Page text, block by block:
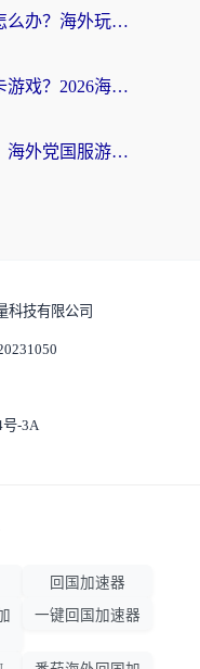
战地无疆国外无法登陆怎么办？海外玩家国服畅玩终极指南（附欧服魔兽EVE加速方案）
在欧洲怎么玩龙之谷不卡游戏？2026海外党国服游戏加速全攻略
台湾怎么玩山海与妖灵？海外党国服游戏加速全攻略，告别延迟卡顿
科技有限公司
号-3A
回国加速器
一键回国加速器